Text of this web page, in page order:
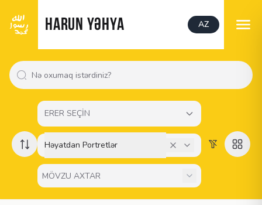
HARUN YƏHYA AZ
ERER SEÇİN
Həyatdan Portretlər